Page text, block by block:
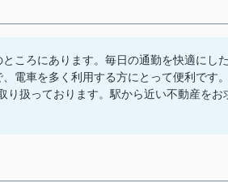
ころにあります。毎日の通勤を快適にし
電車を多く利用する方にとって便利です
り扱っております。駅から近い不動産をお